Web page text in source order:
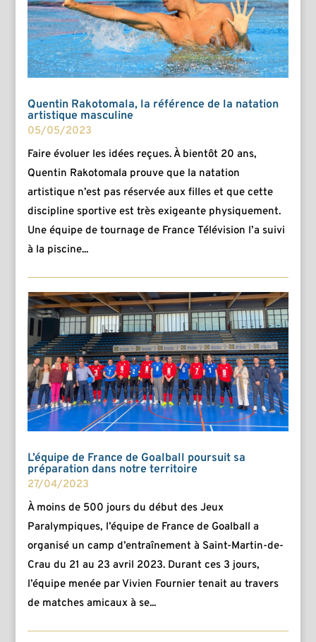
Quentin Rakotomala, la référence de la natation
artistique masculine
05/05/2023
Faire évoluer les idées reçues. À bientôt 20 ans,
Quentin Rakotomala prouve que la natation
artistique n’est pas réservée aux filles et que cette
discipline sportive est très exigeante physiquement.
Une équipe de tournage de France Télévision l’a suivi
à la piscine...
L’équipe de France de Goalball poursuit sa
préparation dans notre territoire
27/04/2023
À moins de 500 jours du début des Jeux
Paralympiques, l’équipe de France de Goalball a
organisé un camp d’entraînement à Saint-Martin-de-
Crau du 21 au 23 avril 2023. Durant ces 3 jours,
l’équipe menée par Vivien Fournier tenait au travers
de matches amicaux à se...